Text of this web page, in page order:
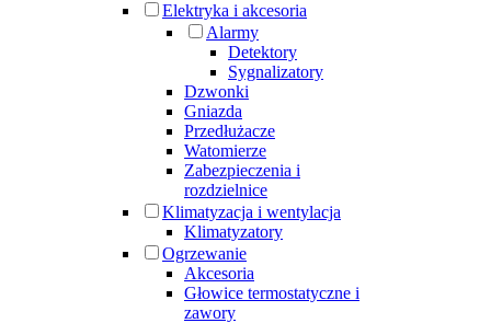
Elektryka i akcesoria
Alarmy
Detektory
Sygnalizatory
Dzwonki
Gniazda
Przedłużacze
Watomierze
Zabezpieczenia i
rozdzielnice
Klimatyzacja i wentylacja
Klimatyzatory
Ogrzewanie
Akcesoria
Głowice termostatyczne i
zawory